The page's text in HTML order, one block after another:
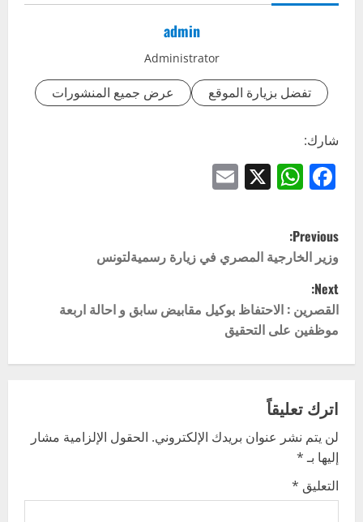
admin
Administrator
تفضل بزيارة الموقع عرض جميع المنشورات
شارك:
Facebook
WhatsApp
X
P
o
s
t
n
a
v
i
g
Previous:
وزير الخارجية المصري في زيارة رسميةلتونس
Next:
القصرين : الاحتفاظ بوكيل مقابيض سابق و احالة اربعة
موظفين على التحقيق
اترك تعليقاً
لن يتم نشر عنوان بريدك الإلكتروني. الحقول الإلزامية مشار
إليها بـ*
التعليق *